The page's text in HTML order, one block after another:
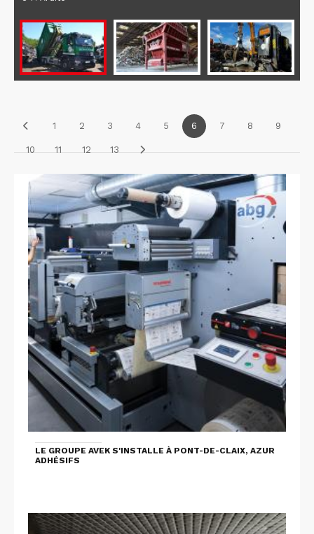
1 2 3 4 5 6 7 8 9
10 11 12 13
LE GROUPE AVEK S'INSTALLE À PONT-DE-CLAIX, AZUR
ADHÉSIFS